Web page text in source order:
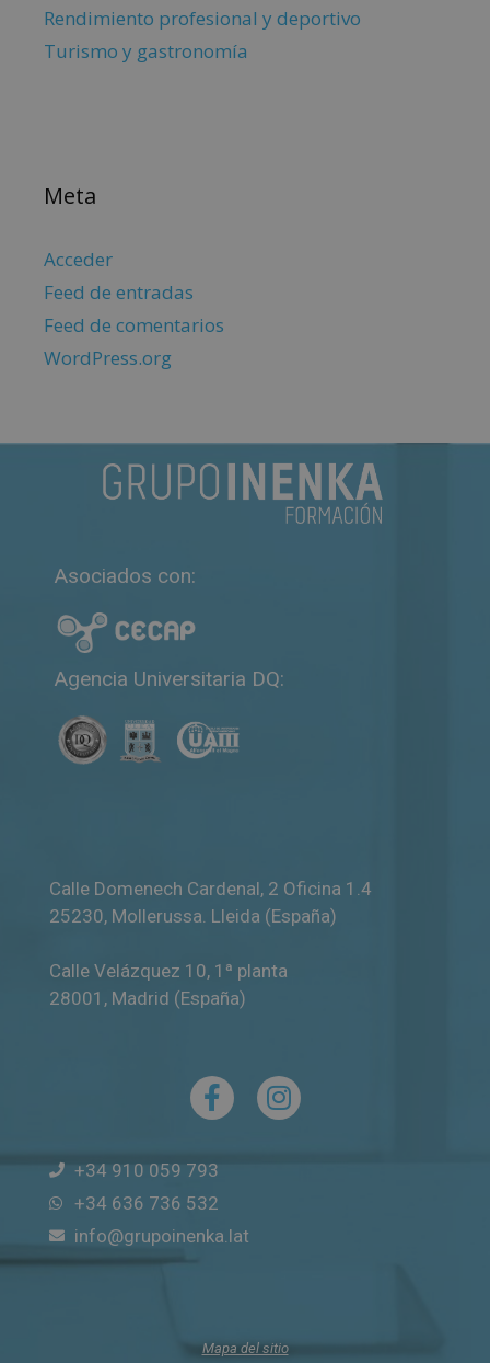
Rendimiento profesional y deportivo
Turismo y gastronomía
Meta
Acceder
Feed de entradas
Feed de comentarios
WordPress.org
Asociados con:
Agencia Universitaria DQ:
Calle Domenech Cardenal, 2 Oficina 1.4
25230, Mollerussa. Lleida (España)
Calle Velázquez 10, 1ª planta
28001 , Madrid (España)
+34 910 059 793
+34 636 736 532
info@grupoinenka.lat
Mapa del sitio